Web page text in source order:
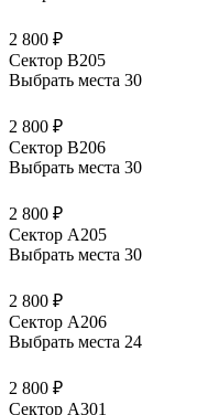
2 800 ₽
Сектор В205
Выбрать места 30
2 800 ₽
Сектор В206
Выбрать места 30
2 800 ₽
Сектор А205
Выбрать места 30
2 800 ₽
Сектор А206
Выбрать места 24
2 800 ₽
Сектор А301